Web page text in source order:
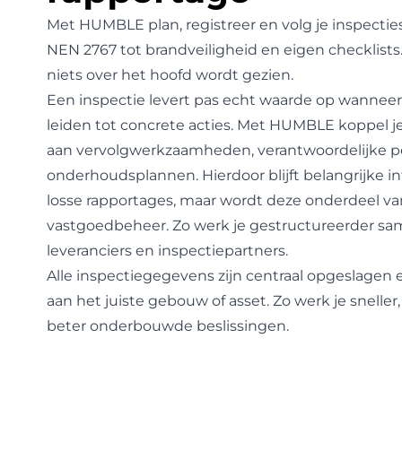
Met HUMBLE plan, registreer en volg je
NEN 2767 tot brandveiligheid en eigen checklists
niets over het hoofd wordt gezien.
Een inspectie levert pas echt waarde op
leiden tot concrete acties. Met HUMBLE koppel
aan vervolgwerkzaamheden, verantwoordelijke
onderhoudsplannen. Hierdoor blijft belangrijke
losse rapportages, maar wordt deze onderdeel
vastgoedbeheer. Zo werk je gestructureerder
leveranciers en inspectiepartners.
Alle inspectiegegevens zijn centraal opgeslagen
aan het juiste gebouw of asset. Zo werk je
beter onderbouwde beslissingen.